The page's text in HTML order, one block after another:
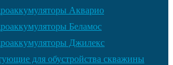
Акварио
Беламос
Джилекс
для обустройства скважины